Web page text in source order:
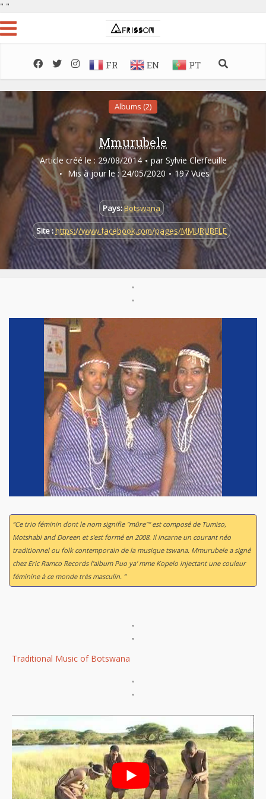
" "
FR EN PT
Albums (2)
Mmurubele
Article créé le : 29/08/2014 par Sylvie Clerfeuille
Mis à jour le : 24/05/2020
197 Vues
Pays:Botswana
Site :https://www.facebook.com/pages/MMURUBELE
"
"
“Ce trio féminin dont le nom signifie "mûre"" est composé de Tumiso,
Motshabi and Doreen et s'est formé en 2008. Il incarne un courant néo
traditionnel ou folk contemporain de la musique tswana. Mmurubele a signé
chez Eric Ramco Records l'album Puo ya' mme Kopelo injectant une couleur
féminine à ce monde très masculin. ”
"
"
Traditional Music of Botswana
"
"